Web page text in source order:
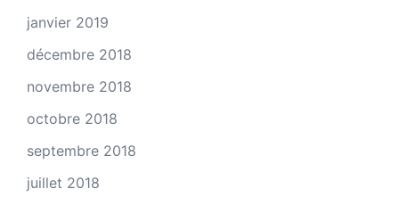
janvier 2019
décembre 2018
novembre 2018
octobre 2018
septembre 2018
juillet 2018